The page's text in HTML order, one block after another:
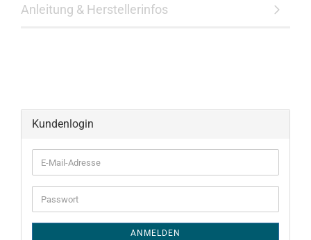
Anleitung & Herstellerinfos
Kundenlogin
E-
Mail-
Adresse
Passwort
ANMELDEN